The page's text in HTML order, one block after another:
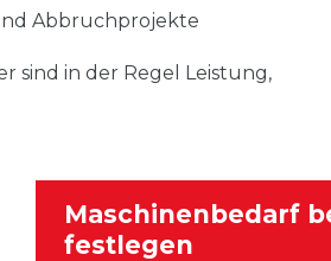
Abbruchprojekte
sind in der Regel Leistung,
Maschinenbedarf
festlegen